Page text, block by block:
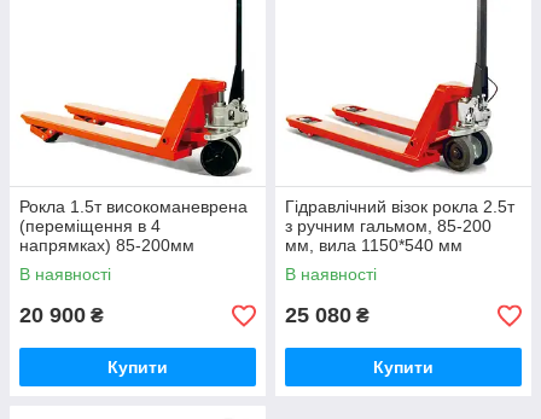
Рокла 1.5т високоманеврена
(переміщення в 4
напрямках) 85-200мм
POWERLIFT HPT15GP2
В наявності
20 900 ₴
Купити
Гідравлічний візок рокла 2.5т
з ручним гальмом, 85-200
мм, вила 1150*540 мм
POWERLIFT HPT25GPHB
В наявності
25 080 ₴
Купити